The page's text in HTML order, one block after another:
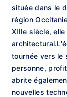
située dans le
région
XIIIe siècle,
tournée vers le
personne,
abrite
nouvelles